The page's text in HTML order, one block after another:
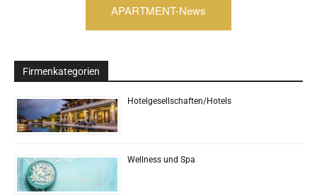
APARTMENT-News
Firmenkategorien
Hotelgesellschaften/Hotels
Wellness und Spa